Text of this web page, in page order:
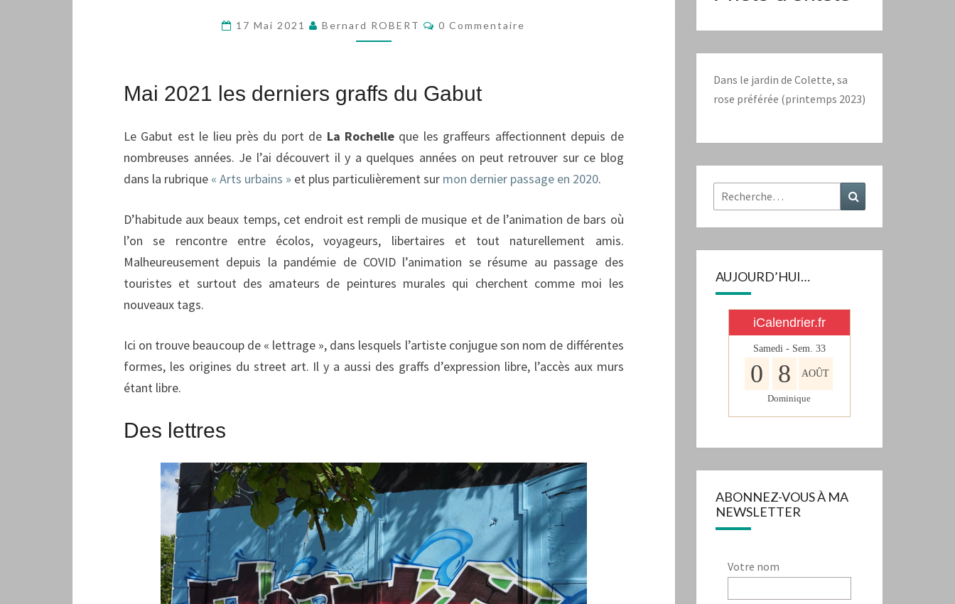
17 Mai 2021 Bernard ROBERT Commentaires
0 Commentaire
Mai 2021 les derniers graffs du Gabut
Le Gabut est le lieu près du port de La Rochelle que les graffeurs affectionnent depuis de
nombreuses années. Je l’ai découvert il y a quelques années on peut retrouver sur ce blog
dans la rubrique « Arts urbains » et plus particulièrement sur mon dernier passage en 2020.
D’habitude aux beaux temps, cet endroit est rempli de musique et de l’animation de bars où
l’on se rencontre entre écolos, voyageurs, libertaires et tout naturellement amis.
Malheureusement depuis la pandémie de COVID l’animation se résume au passage des
touristes et surtout des amateurs de peintures murales qui cherchent comme moi les
nouveaux tags.
Ici on trouve beaucoup de « lettrage », dans lesquels l’artiste conjugue son nom de différentes
formes, les origines du street art. Il y a aussi des graffs d’expression libre, l’accès aux murs
étant libre.
Des lettres
Dans le jardin de Colette, sa
rose préférée (printemps 2023)
Rechercher :
AUJOURD’HUI…
iCalendrier.fr
Samedi - Sem. 33
0 8 AOÛT
Dominique
ABONNEZ-VOUS À MA
NEWSLETTER
Votre nom